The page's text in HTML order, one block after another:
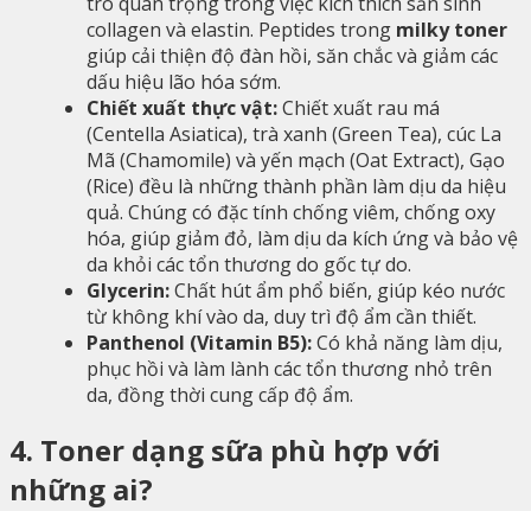
collagen và elastin. Peptides trong milky toner
giúp cải thiện độ đàn hồi, săn chắc và giảm các
dấu hiệu lão hóa sớm.
Chiết xuất thực vật:Chiết xuất rau má
(Centella Asiatica), trà xanh (Green Tea), cúc La
Mã (Chamomile) và yến mạch (Oat Extract), Gạo
(Rice) đều là những thành phần làm dịu da hiệu
quả. Chúng có đặc tính chống viêm, chống oxy
hóa, giúp giảm đỏ, làm dịu da kích ứng và bảo vệ
da khỏi các tổn thương do gốc tự do.
Glycerin:Chất hút ẩm phổ biến, giúp kéo nước
từ không khí vào da, duy trì độ ẩm cần thiết.
Panthenol (Vitamin B5):Có khả năng làm dịu,
phục hồi và làm lành các tổn thương nhỏ trên
da, đồng thời cung cấp độ ẩm.
4. Toner dạng sữa phù hợp với
những ai?